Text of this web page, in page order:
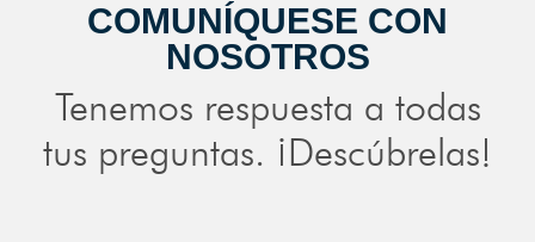
COMUNÍQUESE CON
NOSOTROS
Tenemos respuesta a todas
tus preguntas. ¡Descúbrelas!